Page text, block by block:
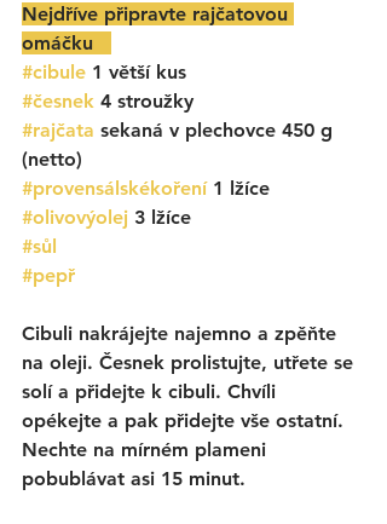
Nejdříve připravte rajčatovou
omáčku
#cibule 1 větší kus
#česnek 4 stroužky
#rajčata sekaná v plechovce 450 g
(netto)
#provensálskékoření 1 lžíce
#olivovýolej 3 lžíce
#sůl
#pepř
Cibuli nakrájejte najemno a zpěňte
na oleji. Česnek prolistujte, utřete se
solí a přidejte k cibuli. Chvíli
opékejte a pak přidejte vše ostatní.
Nechte na mírném plameni
pobublávat asi 15 minut.